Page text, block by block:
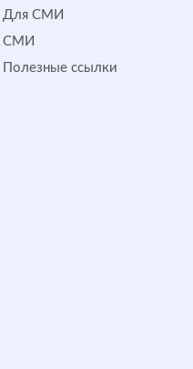
Для СМИ
СМИ
Полезные ссылки